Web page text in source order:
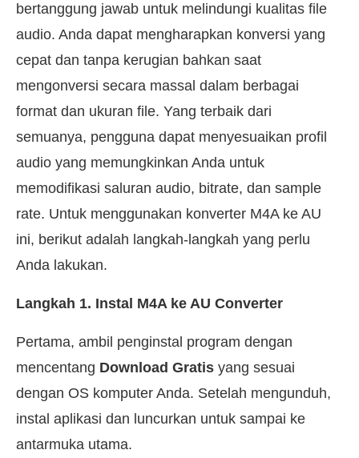
bertanggung jawab untuk melindungi kualitas file
audio. Anda dapat mengharapkan konversi yang
cepat dan tanpa kerugian bahkan saat
mengonversi secara massal dalam berbagai
format dan ukuran file. Yang terbaik dari
semuanya, pengguna dapat menyesuaikan profil
audio yang memungkinkan Anda untuk
memodifikasi saluran audio, bitrate, dan sample
rate. Untuk menggunakan konverter M4A ke AU
ini, berikut adalah langkah-langkah yang perlu
Anda lakukan.
Langkah 1. Instal M4A ke AU Converter
Pertama, ambil penginstal program dengan
mencentang Download Gratis yang sesuai
dengan OS komputer Anda. Setelah mengunduh,
instal aplikasi dan luncurkan untuk sampai ke
antarmuka utama.